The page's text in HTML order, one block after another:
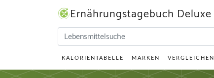
Ernährungstagebuch Deluxe
KALORIENTABELLE MARKEN VERGLEICHEN